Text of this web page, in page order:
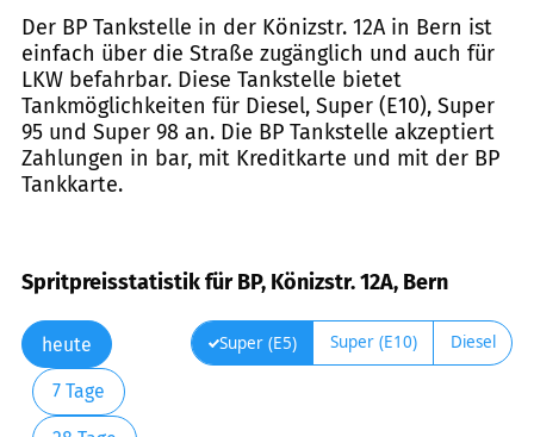
Der BP Tankstelle in der Könizstr. 12A in Bern ist
einfach über die Straße zugänglich und auch für
LKW befahrbar. Diese Tankstelle bietet
Tankmöglichkeiten für Diesel, Super (E10), Super
95 und Super 98 an. Die BP Tankstelle akzeptiert
Zahlungen in bar, mit Kreditkarte und mit der BP
Tankkarte.
Spritpreisstatistik für BP, Könizstr. 12A, Bern
heute
7 Tage
Super (E5) Super (E10) Diesel